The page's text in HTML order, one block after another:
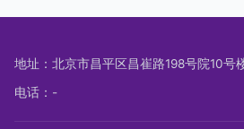
地址：北京市昌平区昌崔路198号院10号
电话：-